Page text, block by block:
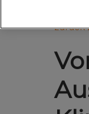
zurück